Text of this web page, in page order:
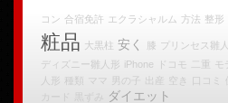
コン 合宿免許 エクラシャルム 方法 整形
粧品 大黒柱 安く 膝 プリンセス雛
ディズニー雛人形 iPhone ドコモ 二重 モ
人形 種類 ママ 男の子 出産 空き 口コミ
ダイエット